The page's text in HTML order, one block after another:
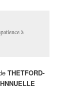
à
THETFORD-